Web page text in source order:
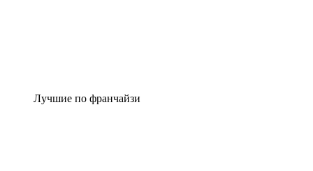
Лучшие по франчайзи